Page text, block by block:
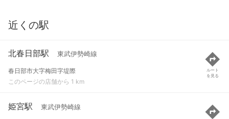
近くの駅
北春日部駅 東武伊勢崎線
春日部市大字梅田字堤際
このページの店舗から 1 km
ルート
を見る
姫宮駅 東武伊勢崎線